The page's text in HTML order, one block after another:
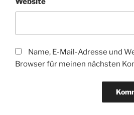
Name, E-Mail-Adresse und
Browser für meinen nächsten